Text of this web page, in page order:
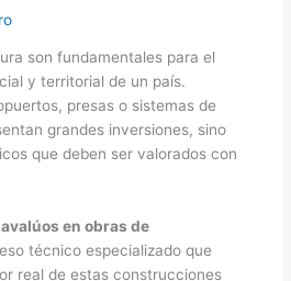
son fundamentales para el
y territorial de un país.
presas o sistemas de
grandes inversiones, sino
que deben ser valorados con
avalúos en obras de
técnico especializado que
real de estas construcciones